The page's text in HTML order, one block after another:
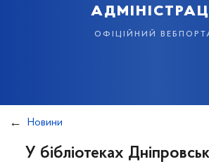
офіційний
Новини
У бібліотеках